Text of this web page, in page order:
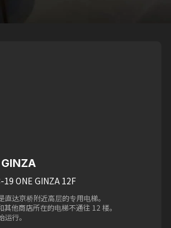
ONE GINZA 12F
直达京桥附近高层的专用电梯。
其他商店所在的电梯不通往 12 楼。
行。